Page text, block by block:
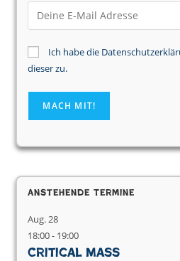
Ich habe die
dieser zu.
Anstehende Termine
Aug.28
18:00- 19:00
Critical Mass